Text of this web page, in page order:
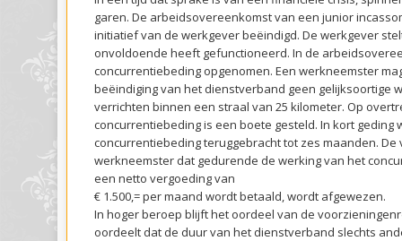
garen. De arbeidsovereenkomst van een junior
initiatief van de werkgever beëindigd. De werkgever
onvoldoende heeft gefunctioneerd. In de
concurrentiebeding opgenomen. Een werkneemster
beëindiging van het dienstverband geen gelijksoortige
verrichten binnen een straal van 25 kilometer. Op
concurrentiebeding is een boete gesteld. In kort geding
concurrentiebeding teruggebracht tot zes maanden. De
werkneemster dat gedurende de werking van het
een netto vergoeding van
€ 1.500,= per maand wordt betaald, wordt afgewezen.
In hoger beroep blijft het oordeel van de
oordeelt dat de duur van het dienstverband slechts